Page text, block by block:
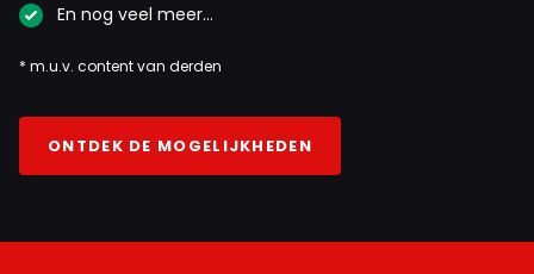
En nog veel meer…
* m.u.v. content van derden
ONTDEK DE MOGELIJKHEDEN